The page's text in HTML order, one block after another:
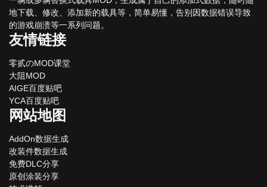
地下载、修改、添加新的载具等，简单易懂，告别因数据错误导致
的游戏崩溃等一系列问题。
友情链接
零贰のMOD课堂
大阻MOD
AIGE百度贴吧
YCA百度贴吧
网站地图
AddOn数据生成
改装件数据生成
免费DLC分享
原创涂装分享